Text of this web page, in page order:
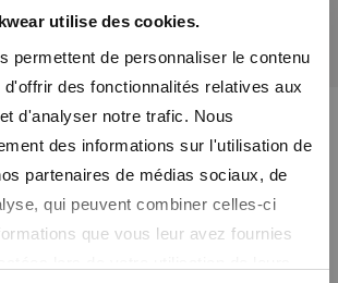
utilise des cookies.
permettent de personnaliser le contenu
des fonctionnalités relatives aux
d'analyser notre trafic. Nous
des informations sur l'utilisation de
partenaires de médias sociaux, de
qui peuvent combiner celles-ci
que vous leur avez fournies